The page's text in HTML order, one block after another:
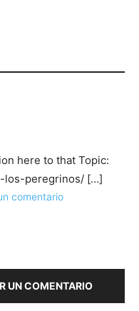
here to that Topic:
los-peregrinos/ […]
comentario
UN COMENTARIO